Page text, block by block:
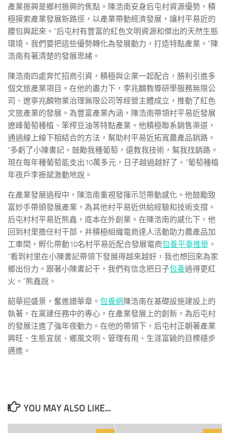
產業振興是鄉村振興的焦點。陳浩南安身后屯村資源優勢，積
極摸索產業發展新路徑，以產業帶動經濟發展，讓村平易近的
腰包興起來。“后屯村有豐富的紅色文明資源和傑出的天然生態
環境，我們要把這些優勢轉化為發展動力，打造特點產業。”陳
浩南有著清楚的發展思緒。
陳浩南四處奔忙招商引資，積極與企業一起配合，勝利引進多
個文旅產業項目。在他的盡力下，李兆麟教導研學服務無限公
司、遼寧兆麟物業治理無限公司等經營主體成立，推動了紅色
文旅產業的發展。為豐富產業內涵，陳浩南帶領村平易近發展
遼峰葡萄種植、笨榨豆油等特點產業。他積極聯系銷售渠道，
通過線上線下相結合的方法，幫助村平易近拓寬農產品銷路。
“多虧了小陳書記，鼓勵我種葡萄，還教我技術，幫我找銷路。
現在每年種葡萄能支出10萬多元，日子越過越好了。”葡萄種植
年夜戶李振斌激動地說。
在產業發展過程中，陳浩南重視發揮示范帶動感化。他鼓勵致
富妙手帶頭發展產業，為其他村平易近供給經驗和技術支撐。
后屯村村平易近熊鑫，底本在外創業。在陳浩南的感化下，他
回到村里擔任村干部，并積極組織電商達人活動助力農產品加
工車間，孵化帶動10名村平易近配合發展電商包養平臺推舉 。
“看到村里在小陳書記帶領下發展得越來越好，我也想回來為家
鄉出份力。跟著小陳書記干，我們有信念把日子包養過得更紅
火。”熊鑫說。
韶華迎盛景，奮進譜華章。 包養網 陳浩南在基礎設施建設上的
執著，在黨建任務中的專心，在產業發展上的創新，為后屯村
的發展注進了強年夜動力。在他的帶領下，后屯村正朝著產業
興旺、生態宜居、鄉風文明、管理有用、生涯富饒的目標穩步
邁進。
YOU MAY ALSO LIKE...